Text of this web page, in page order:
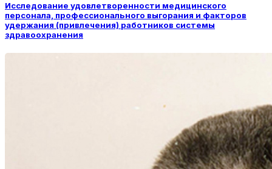
Исследование удовлетворенности медицинского
персонала, профессионального выгорания и факторов
удержания (привлечения) работников системы
здравоохранения